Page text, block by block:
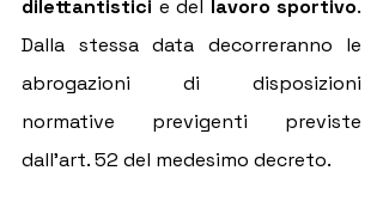
dilettantistici e del lavoro sportivo.
Dalla stessa data decorreranno le
abrogazioni di disposizioni
normative previgenti previste
dall'art. 52 del medesimo decreto.